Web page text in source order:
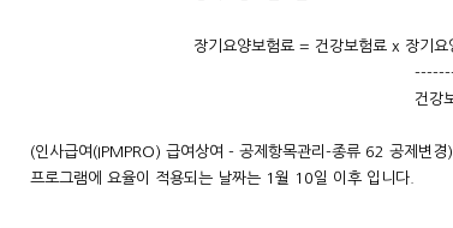
장기요양보험료 = 건강보험료 x 장기요양보
건강보험료율(
(인사급여(IPMPRO) 급여상여 - 공제항목관리-종류 62 공제변경)
프로그램에 요율이 적용되는 날짜는 1월 10일 이후 입니다.